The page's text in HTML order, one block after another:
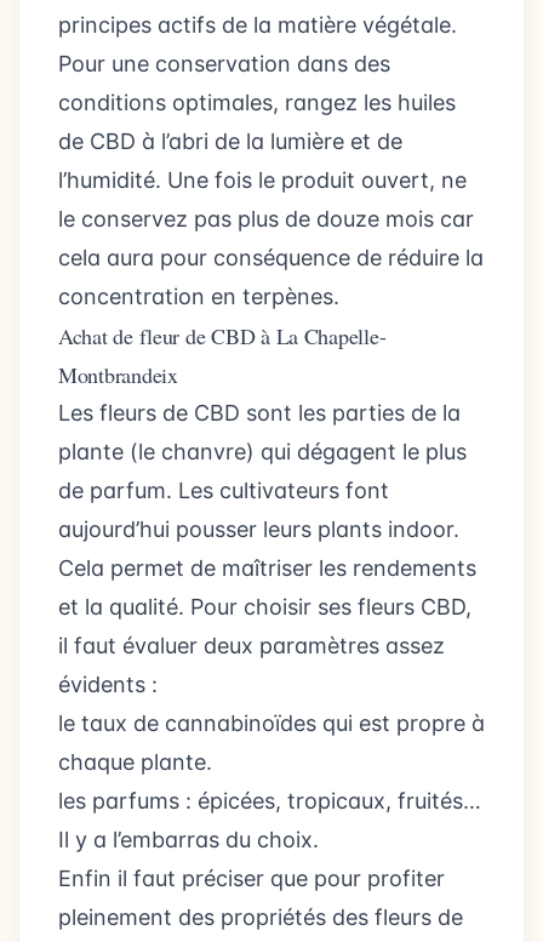
principes actifs de la matière végétale.
Pour une conservation dans des
conditions optimales, rangez les huiles
de CBD à l’abri de la lumière et de
l’humidité. Une fois le produit ouvert, ne
le conservez pas plus de douze mois car
cela aura pour conséquence de réduire la
concentration en terpènes.
Achat de fleur de CBD à La Chapelle-
Montbrandeix
Les fleurs de CBD sont les parties de la
plante (le chanvre) qui dégagent le plus
de parfum. Les cultivateurs font
aujourd’hui pousser leurs plants indoor.
Cela permet de maîtriser les rendements
et la qualité. Pour choisir ses fleurs CBD,
il faut évaluer deux paramètres assez
évidents :
le taux de cannabinoïdes qui est propre à
chaque plante.
les parfums : épicées, tropicaux, fruités…
Il y a l’embarras du choix.
Enfin il faut préciser que pour profiter
pleinement des propriétés des fleurs de